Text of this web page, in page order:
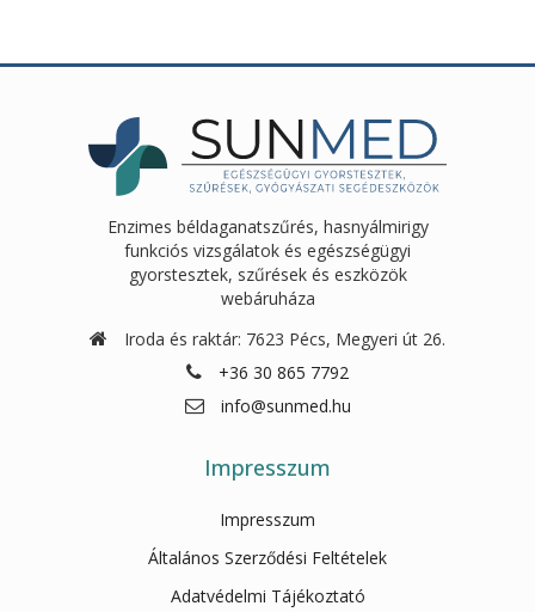
Enzimes béldaganatszűrés, hasnyálmirigy
funkciós vizsgálatok és egészségügyi
gyorstesztek, szűrések és eszközök
webáruháza
Iroda és raktár: 7623 Pécs, Megyeri út 26.
+36 30 865 7792
info@sunmed.hu
Impresszum
Impresszum
Általános Szerződési Feltételek
Adatvédelmi Tájékoztató